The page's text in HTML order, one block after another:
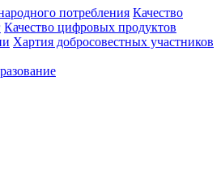
потребления Качество
Качество цифровых продуктов
Хартия добросовестных участников